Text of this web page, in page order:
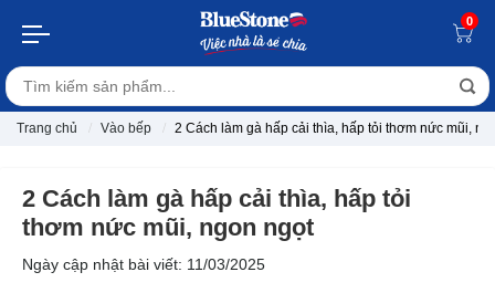
0
Trang chủ Vào bếp 2 Cách làm gà hấp cải thìa, hấp tỏi thơm nức mũi,
2 Cách làm gà hấp cải thìa, hấp tỏi
thơm nức mũi, ngon ngọt
Ngày cập nhật bài viết: 11/03/2025